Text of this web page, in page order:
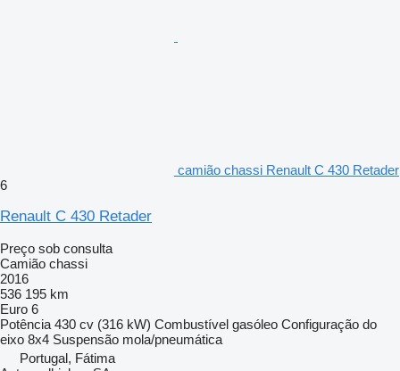
camião chassi Renault C 430 Retader
6
Renault C 430 Retader
Preço sob consulta
Camião chassi
2016
536 195 km
Euro 6
Potência 430 cv (316 kW) Combustível gasóleo Configuração do
eixo 8x4 Suspensão mola/pneumática
Portugal, Fátima